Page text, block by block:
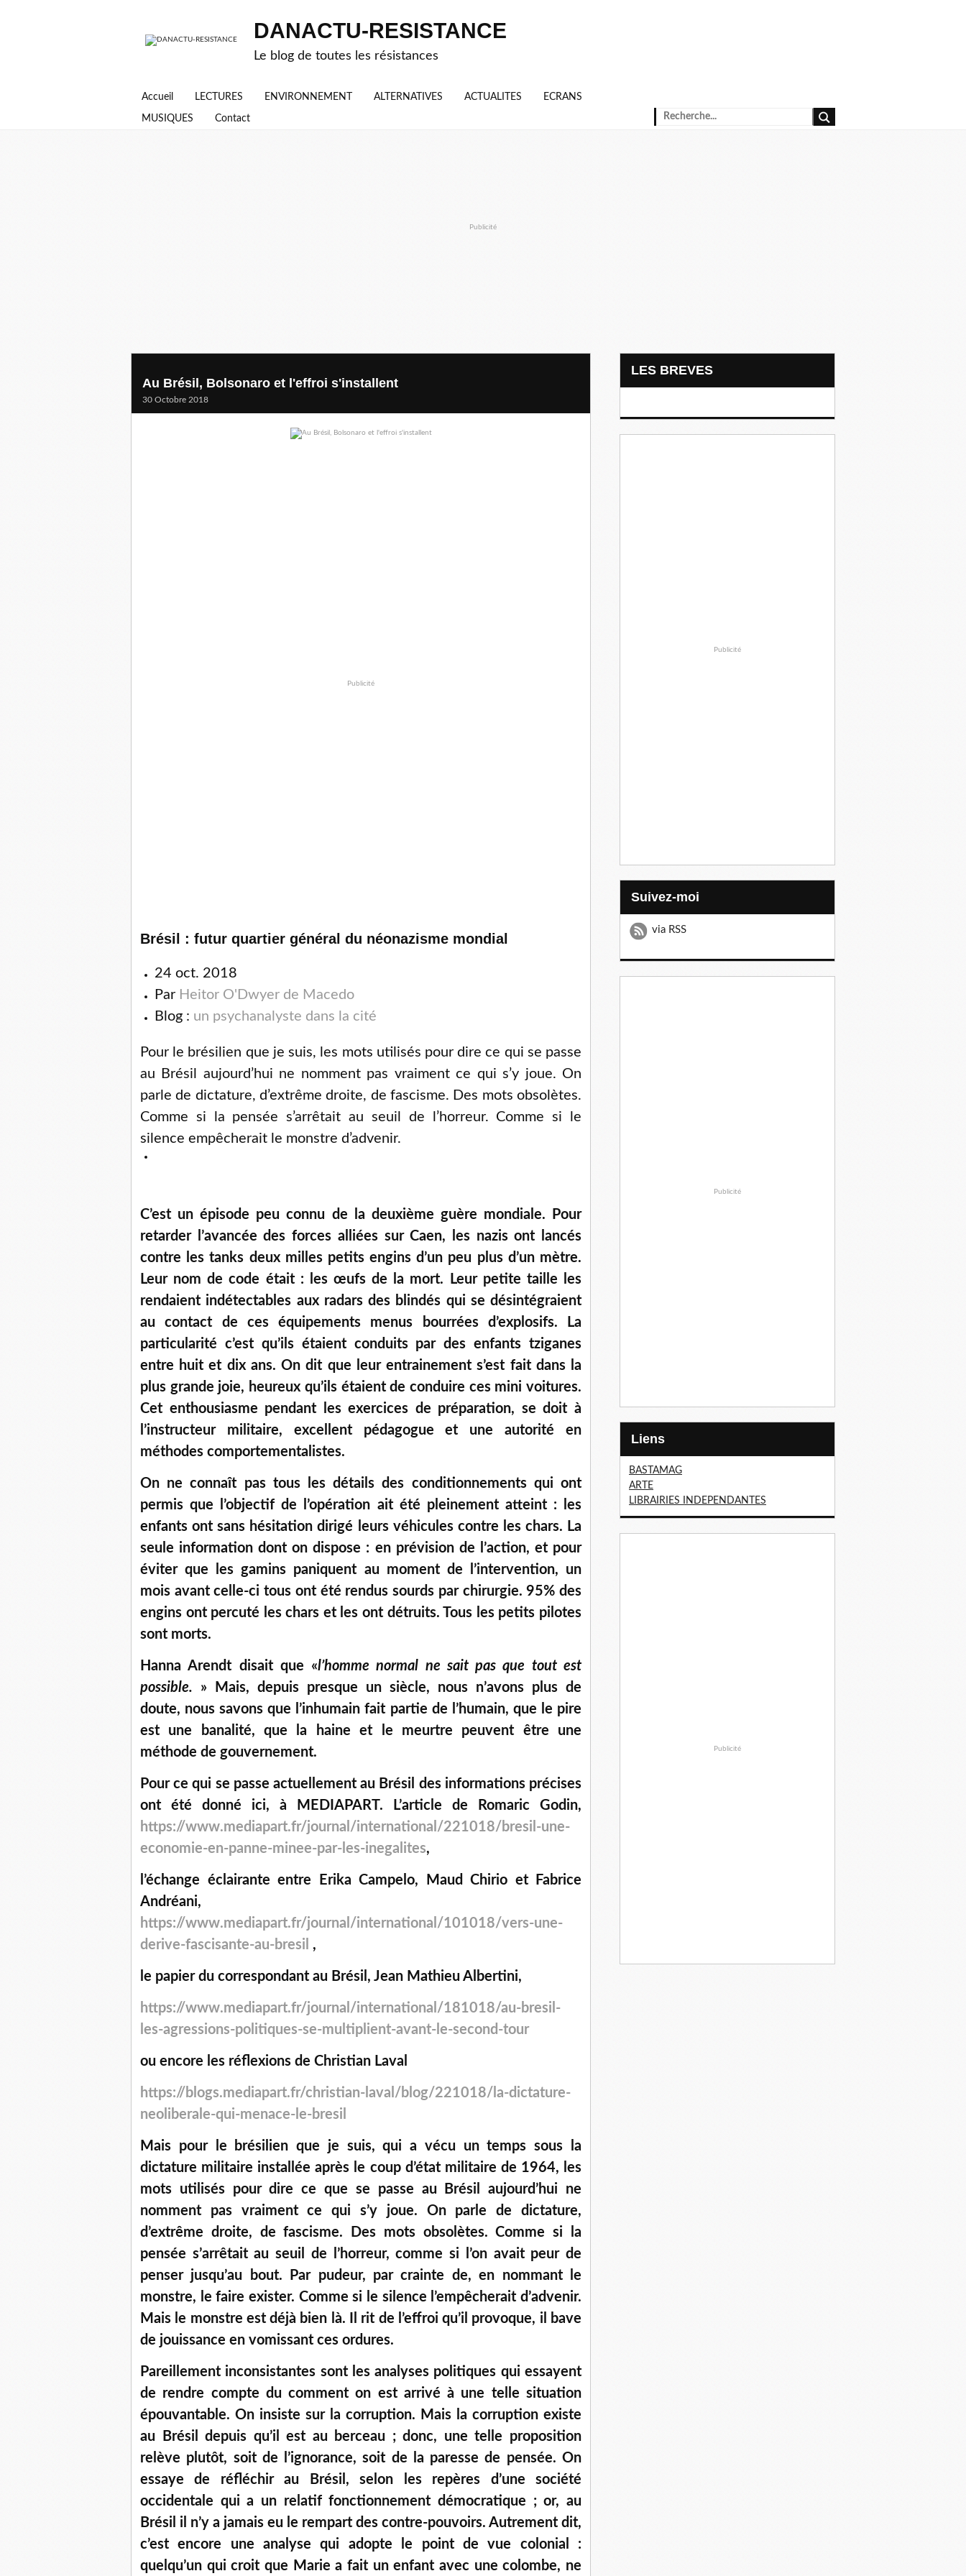
DANACTU-RESISTANCE
Le blog de toutes les résistances
Accueil LECTURES ENVIRONNEMENT ALTERNATIVES ACTUALITES ECRANS
MUSIQUES Contact
Publicité
Au Brésil, Bolsonaro et l'effroi s'installent
30 Octobre 2018
Publicité
Brésil : futur quartier général du néonazisme mondial
24 oct. 2018
Par Heitor O'Dwyer de Macedo
Blog : un psychanalyste dans la cité
Pour le brésilien que je suis, les mots utilisés pour dire ce qui se passe
au Brésil aujourd’hui ne nomment pas vraiment ce qui s’y joue. On
parle de dictature, d’extrême droite, de fascisme. Des mots obsolètes.
Comme si la pensée s’arrêtait au seuil de l’horreur. Comme si le
silence empêcherait le monstre d’advenir.
C’est un épisode peu connu de la deuxième guère mondiale. Pour
retarder l’avancée des forces alliées sur Caen, les nazis ont lancés
contre les tanks deux milles petits engins d’un peu plus d’un mètre.
Leur nom de code était : les œufs de la mort. Leur petite taille les
rendaient indétectables aux radars des blindés qui se désintégraient
au contact de ces équipements menus bourrées d’explosifs. La
particularité c’est qu’ils étaient conduits par des enfants tziganes
entre huit et dix ans. On dit que leur entrainement s’est fait dans la
plus grande joie, heureux qu’ils étaient de conduire ces mini voitures.
Cet enthousiasme pendant les exercices de préparation, se doit à
l’instructeur militaire, excellent pédagogue et une autorité en
méthodes comportementalistes.
On ne connaît pas tous les détails des conditionnements qui ont
permis que l’objectif de l’opération ait été pleinement atteint : les
enfants ont sans hésitation dirigé leurs véhicules contre les chars. La
seule information dont on dispose : en prévision de l’action, et pour
éviter que les gamins paniquent au moment de l’intervention, un
mois avant celle-ci tous ont été rendus sourds par chirurgie. 95% des
engins ont percuté les chars et les ont détruits. Tous les petits pilotes
sont morts.
Hanna Arendt disait que «l’homme normal ne sait pas que tout est
possible. » Mais, depuis presque un siècle, nous n’avons plus de
doute, nous savons que l’inhumain fait partie de l’humain, que le pire
est une banalité, que la haine et le meurtre peuvent être une
méthode de gouvernement.
Pour ce qui se passe actuellement au Brésil des informations précises
ont été donné ici, à MEDIAPART. L’article de Romaric Godin,
https://www.mediapart.fr/journal/international/221018/bresil-une-
economie-en-panne-minee-par-les-inegalites,
l’échange éclairante entre Erika Campelo, Maud Chirio et Fabrice
Andréani,
https://www.mediapart.fr/journal/international/101018/vers-une-
derive-fascisante-au-bresil ,
le papier du correspondant au Brésil, Jean Mathieu Albertini,
https://www.mediapart.fr/journal/international/181018/au-bresil-
les-agressions-politiques-se-multiplient-avant-le-second-tour
ou encore les réflexions de Christian Laval
https://blogs.mediapart.fr/christian-laval/blog/221018/la-dictature-
neoliberale-qui-menace-le-bresil
Mais pour le brésilien que je suis, qui a vécu un temps sous la
dictature militaire installée après le coup d’état militaire de 1964, les
mots utilisés pour dire ce que se passe au Brésil aujourd’hui ne
nomment pas vraiment ce qui s’y joue. On parle de dictature,
d’extrême droite, de fascisme. Des mots obsolètes. Comme si la
pensée s’arrêtait au seuil de l’horreur, comme si l’on avait peur de
penser jusqu’au bout. Par pudeur, par crainte de, en nommant le
monstre, le faire exister. Comme si le silence l’empêcherait d’advenir.
Mais le monstre est déjà bien là. Il rit de l’effroi qu’il provoque, il bave
de jouissance en vomissant ces ordures.
Pareillement inconsistantes sont les analyses politiques qui essayent
de rendre compte du comment on est arrivé à une telle situation
épouvantable. On insiste sur la corruption. Mais la corruption existe
au Brésil depuis qu’il est au berceau ; donc, une telle proposition
relève plutôt, soit de l’ignorance, soit de la paresse de pensée. On
essaye de réfléchir au Brésil, selon les repères d’une société
occidentale qui a un relatif fonctionnement démocratique ; or, au
Brésil il n’y a jamais eu le rempart des contre-pouvoirs. Autrement dit,
c’est encore une analyse qui adopte le point de vue colonial :
quelqu’un qui croit que Marie a fait un enfant avec une colombe, ne
LES BREVES
Publicité
Suivez-moi
via RSS
Publicité
Liens
BASTAMAG
ARTE
LIBRAIRIES INDEPENDANTES
Publicité